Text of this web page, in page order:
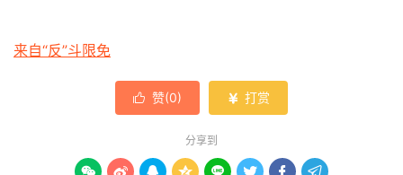
来自“反”斗限免
 赞(0)  打赏
分享到
       